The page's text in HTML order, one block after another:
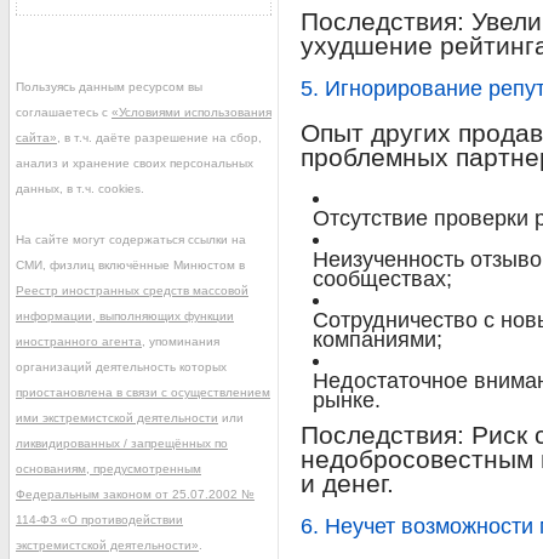
Последствия:
ухудшение
5. Игнорирование
Опыт других
проблемных
Отсутствие проверки
Неизученность
сообществах;
Сотрудничество с
компаниями;
Недостаточное
рынке.
Последствия: Риск
недобросовестным
и денег.
6. Неучет
Пользуясь данным ресурсом вы
соглашаетесь с «Условиями использования
сайта» , в т.ч. даёте разрешение на сбор,
анализ и хранение своих персональных
данных, в т.ч. cookies.
На сайте могут содержаться ссылки на
СМИ, физлиц включённые Минюстом в
Реестр иностранных средств массовой
информации, выполняющих функции
иностранного агента , упоминания
организаций деятельность которых
приостановлена в связи с осуществлением
ими экстремистской деятельности или
ликвидированных / запрещённых по
основаниям, предусмотренным
Федеральным законом от 25.07.2002 №
114-ФЗ «О противодействии
экстремистской деятельности»